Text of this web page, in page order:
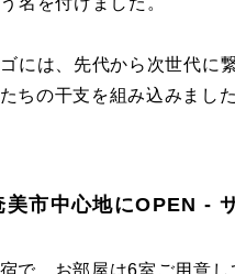
には、先代から次世代に
ちの干支を組み込みました
市中心地にOPEN -
で、お部屋は6室ご用意し